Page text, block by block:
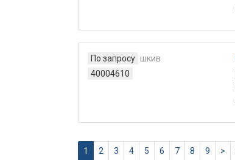
По запросу
40004610
1 2 3 4 5 6 7 8 9 >